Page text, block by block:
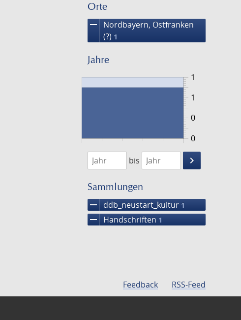
Orte
remove
Nordbayern, Ostfranken
(?) 1
Jahre
0
1
0
1
1474
1475
bis
keyboard_arrow_right
Suche
Sammlungen
remove ddb_neustart_kultur 1
remove Handschriften 1
Feedback RSS-Feed